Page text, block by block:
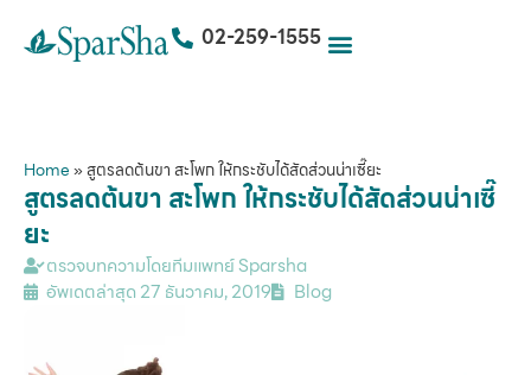
02-259-1555
Home»สูตรลดต้นขา สะโพก ให้กระชับได้สัดส่วนน่าเซี๊ยะ
สูตรลดต้นขา สะโพก ให้กระชับได้สัดส่วนน่าเซี๊
ยะ
ตรวจบทความโดยทีมแพทย์ Sparsha
อัพเดตล่าสุด 27 ธันวาคม, 2019 Blog